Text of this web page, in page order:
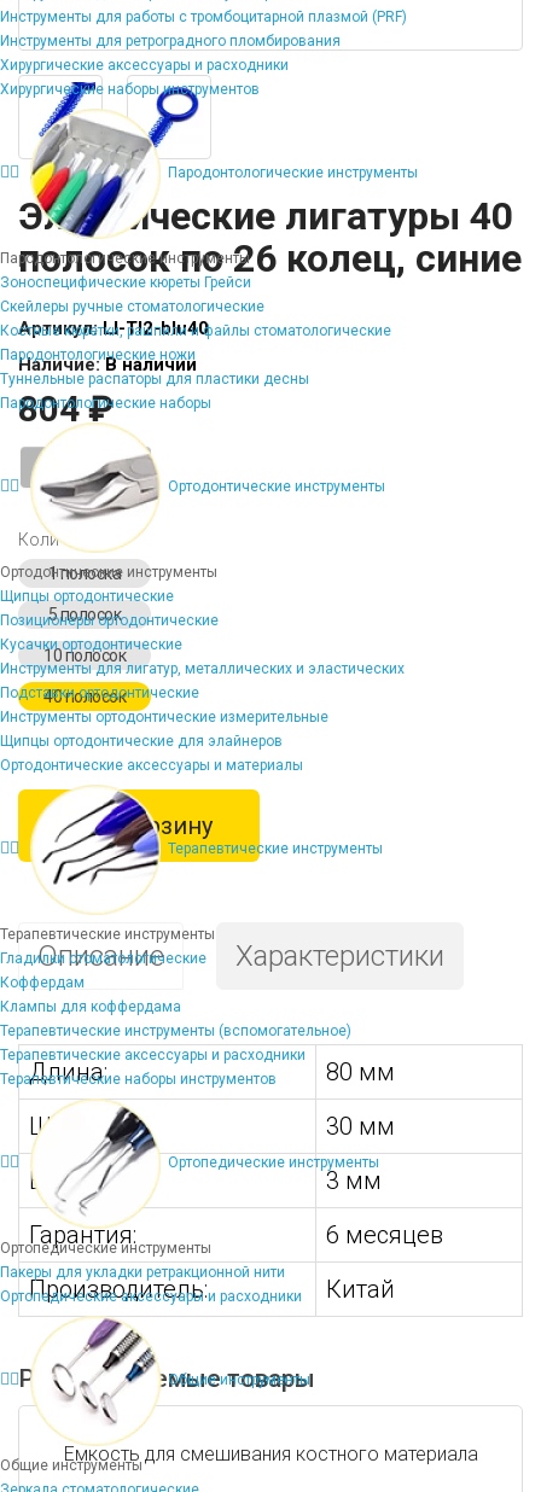
Инструменты для работы с тромбоцитарной плазмой (PRF)
Инструменты для ретроградного пломбирования
Хирургические аксессуары и расходники
Хирургические наборы инструментов
Пародонтологические инструменты
Пародонтологические инструменты
Зоноспецифические кюреты Грейси
Скейлеры ручные стоматологические
Костные кюретки, рашпили и файлы стоматологические
Пародонтологические ножи
Туннельные распаторы для пластики десны
Пародонтологические наборы
Ортодонтические инструменты
Ортодонтические инструменты
Щипцы ортодонтические
Позиционеры ортодонтические
Кусачки ортодонтические
Инструменты для лигатур, металлических и эластических
Подставки ортодонтические
Инструменты ортодонтические измерительные
Щипцы ортодонтические для элайнеров
Ортодонтические аксессуары и материалы
Терапевтические инструменты
Терапевтические инструменты
Гладилки стоматологические
Коффердам
Клампы для коффердама
Терапевтические инструменты (вспомогательное)
Терапевтические аксессуары и расходники
Терапевтические наборы инструментов
Ортопедические инструменты
Ортопедические инструменты
Пакеры для укладки ретракционной нити
Ортопедические аксессуары и расходники
Общие инструменты
Общие инструменты
Эластические лигатуры 40
полосок по 26 колец, синие
Артикул:LI-TI2-blu40
Наличие:В наличии
804 ₽
- +
Количество
1 полоска
5 полосок
10 полосок
40 полосок
В корзину
Описание Характеристики
Длина:
80 мм
Ширина:
30 мм
Высота:
3 мм
Гарантия:
6 месяцев
Производитель:
Китай
Рекомендуемые товары
Емкость для смешивания костного материала